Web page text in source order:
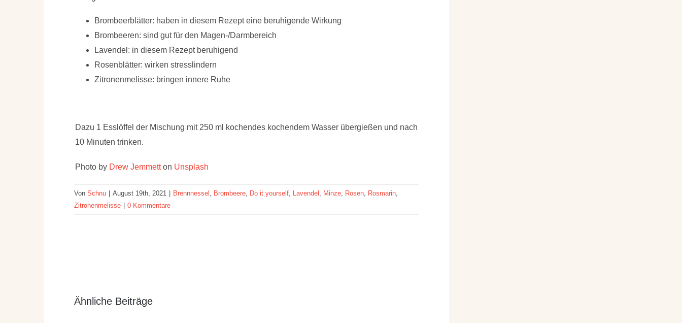
Brombeerblätter: haben in diesem Rezept eine beruhigende Wirkung
Brombeeren: sind gut für den Magen-/Darmbereich
Lavendel: in diesem Rezept beruhigend
Rosenblätter: wirken stresslindern
Zitronenmelisse: bringen innere Ruhe
Dazu 1 Esslöffel der Mischung mit 250 ml kochendes kochendem Wasser übergießen und nach
10 Minuten trinken.
Photo by Drew Jemmetton Unsplash
Von Schnu August 19th, 2021 Brennnessel , Brombeere, Do it yourself, Lavendel , Minze, Rosen, Rosmarin,
Zitronenmelisse
0 Kommentare
Ähnliche Beiträge